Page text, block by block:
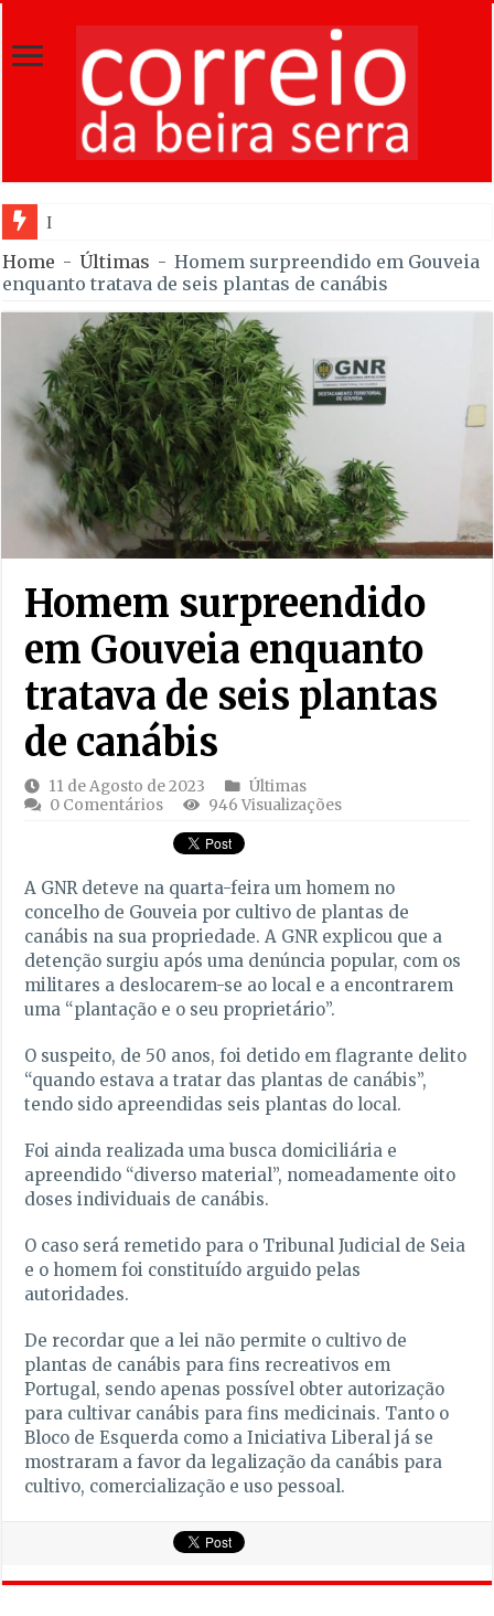
Incêndio em Fornos de
Home - Últimas - Homem surpreendido em Gouveia
enquanto tratava de seis plantas de canábis
Homem surpreendido
em Gouveia enquanto
tratava de seis plantas
de canábis
11 de Agosto de 2023
Últimas
0 Comentários
946 Visualizações
A GNR deteve na quarta-feira um homem no
concelho de Gouveia por cultivo de plantas de
canábis na sua propriedade. A GNR explicou que a
detenção surgiu após uma denúncia popular, com os
militares a deslocarem-se ao local e a encontrarem
uma “plantação e o seu proprietário”.
O suspeito, de 50 anos, foi detido em flagrante delito
“quando estava a tratar das plantas de canábis”,
tendo sido apreendidas seis plantas do local.
Foi ainda realizada uma busca domiciliária e
apreendido “diverso material”, nomeadamente oito
doses individuais de canábis.
O caso será remetido para o Tribunal Judicial de Seia
e o homem foi constituído arguido pelas
autoridades.
De recordar que a lei não permite o cultivo de
plantas de canábis para fins recreativos em
Portugal, sendo apenas possível obter autorização
para cultivar canábis para fins medicinais. Tanto o
Bloco de Esquerda como a Iniciativa Liberal já se
mostraram a favor da legalização da canábis para
cultivo, comercialização e uso pessoal.